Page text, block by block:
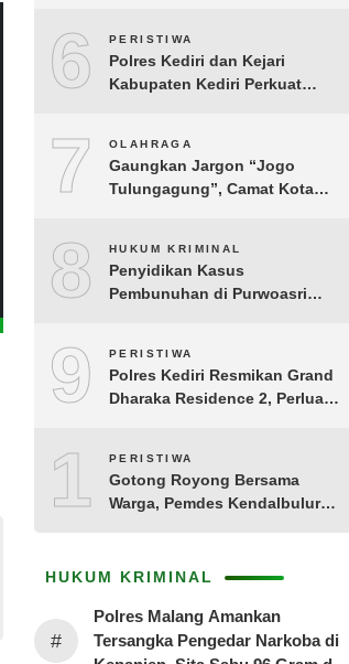
6 PERISTIWA
Polres Kediri dan Kejari
Kabupaten Kediri Perkuat
7 OLAHRAGA
Gaungkan Jargon “Jogo
Tulungagung”, Camat Kota
Tamanan
8 HUKUM KRIMINAL
Penyidikan Kasus
Pembunuhan di Purwoasri
Adegan
9 PERISTIWA
Polres Kediri Resmikan Grand
Dharaka Residence 2, Perluas
10PERISTIWA
Gotong Royong Bersama
Warga, Pemdes Kendalbulur
HUKUM KRIMINAL
#
Polres Malang Amankan
Tersangka Pengedar Narkoba di